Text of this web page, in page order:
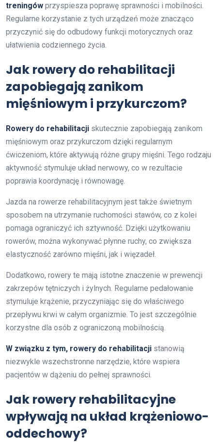
treningów przyspiesza poprawę sprawności i mobilności.
Regularne korzystanie z tych urządzeń może znacząco
przyczynić się do odbudowy funkcji motorycznych oraz
ułatwienia codziennego życia.
Jak rowery do rehabilitacji
zapobiegają zanikom
mięśniowym i przykurczom?
Rowery do rehabilitacji skutecznie zapobiegają zanikom
mięśniowym oraz przykurczom dzięki regularnym
ćwiczeniom, które aktywują różne grupy mięśni. Tego rodzaju
aktywność stymuluje układ nerwowy, co w rezultacie
poprawia koordynację i równowagę.
Jazda na rowerze rehabilitacyjnym jest także świetnym
sposobem na utrzymanie ruchomości stawów, co z kolei
pomaga ograniczyć ich sztywność. Dzięki użytkowaniu
rowerów, można wykonywać płynne ruchy, co zwiększa
elastyczność zarówno mięśni, jak i więzadeł.
Dodatkowo, rowery te mają istotne znaczenie w prewencji
zakrzepów tętniczych i żylnych. Regularne pedałowanie
stymuluje krążenie, przyczyniając się do właściwego
przepływu krwi w całym organizmie. To jest szczególnie
korzystne dla osób z ograniczoną mobilnością.
W związku z tym, rowery do rehabilitacji stanowią
niezwykle wszechstronne narzędzie, które wspiera
pacjentów w dążeniu do pełnej sprawności.
Jak rowery rehabilitacyjne
wpływają na układ krążeniowo-
oddechowy?